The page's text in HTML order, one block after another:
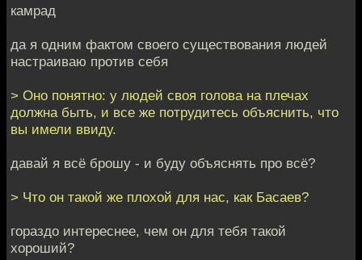
камрад
да я одним фактом своего существования людей
настраиваю против себя
> Оно понятно: у людей своя голова на плечах
должна быть, и все же потрудитесь объяснить, что
вы имели ввиду.
давай я всё брошу - и буду объяснять про всё?
> Что он такой же плохой для нас, как Басаев?
гораздо интереснее, чем он для тебя такой
хороший?